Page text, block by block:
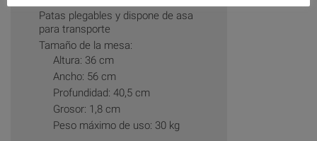
Patas plegables y dispone de asa
para transporte
Tamaño de la mesa:
Altura: 36 cm
Ancho: 56 cm
Profundidad: 40,5 cm
Grosor: 1,8 cm
Peso máximo de uso: 30 kg